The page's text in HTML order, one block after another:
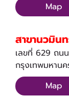
Map
สาขานวมิน
เลขที่ 629 ถน
กรุงเทพมหาน
Map